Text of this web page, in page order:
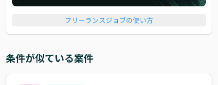
フリーランスジョブの使い方
条件が似ている案件